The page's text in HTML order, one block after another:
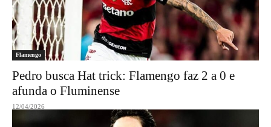
Flamengo
Pedro busca Hat trick: Flamengo faz 2 a 0 e
afunda o Fluminense
12/04/2026